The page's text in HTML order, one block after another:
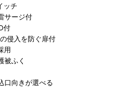
ッチ
サージ付
付
侵入を防ぐ扉付
用
被ふく
口向きが選べる